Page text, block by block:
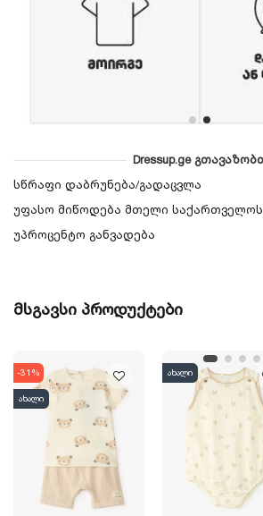
Dressup.ge
სწრაფი დაბრუნება/გადაცვლა
უფასო მიწოდება მთელი
უპროცენტო განვადება
მსგავსი პროდუქტები
-31%
ახალი
ახალი